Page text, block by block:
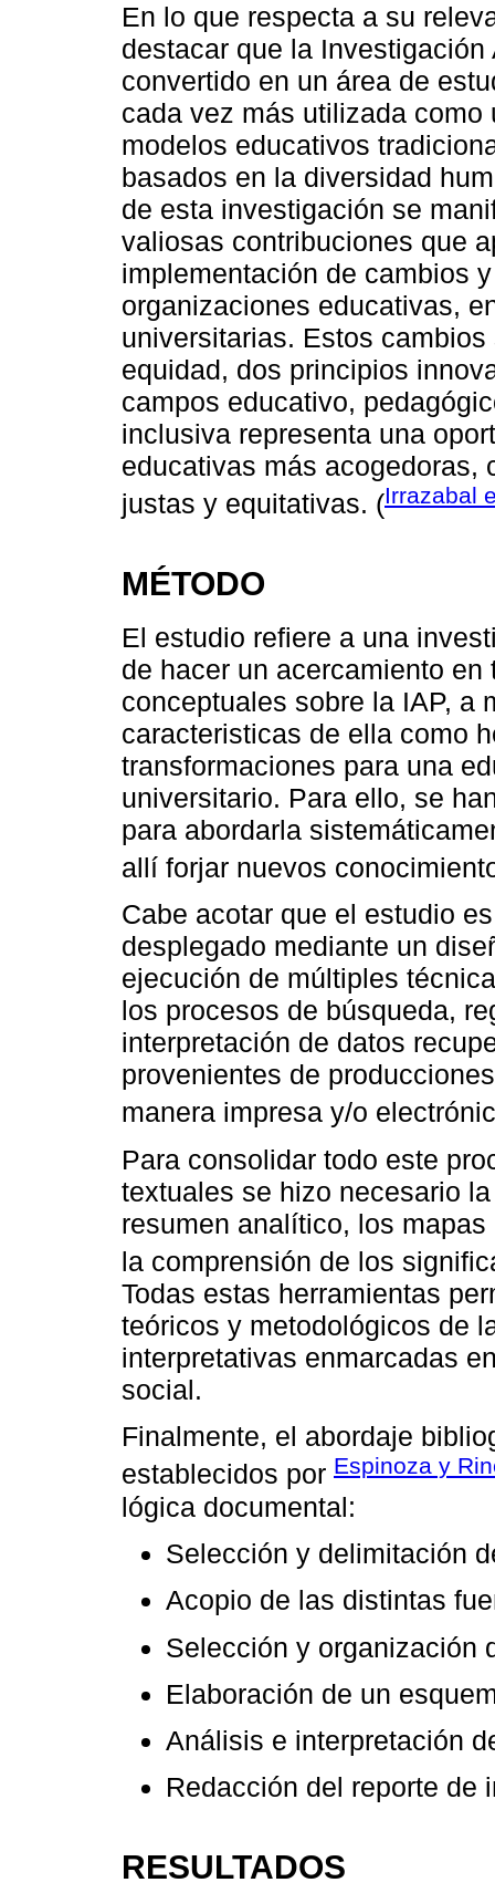
En lo que respecta a su
destacar que la
convertido en un área de
cada vez más utilizada como
modelos educativos
basados en la diversidad
de esta investigación se
valiosas contribuciones que
implementación de cambios
organizaciones educativas,
universitarias. Estos
equidad, dos principios
campos educativo,
inclusiva representa una
educativas más acogedoras,
justas y equitativas. (Irrazabal
MÉTODO
El estudio refiere a una
de hacer un acercamiento
conceptuales sobre la IAP, a
caracteristicas de ella como
transformaciones para una
universitario. Para ello, se
para abordarla
allí forjar nuevos
Cabe acotar que el estudio
desplegado mediante un
ejecución de múltiples
los procesos de búsqueda,
interpretación de datos
provenientes de
manera impresa y/o
Para consolidar todo este
textuales se hizo necesario
resumen analítico, los
la comprensión de los
Todas estas herramientas
teóricos y metodológicos de
interpretativas enmarcadas
social.
Finalmente, el abordaje
establecidos por Espinoza y
lógica documental:
Selección y delimitación
Acopio de las distintas
Selección y organización
Elaboración de un
Análisis e interpretación
Redacción del reporte de
RESULTADOS